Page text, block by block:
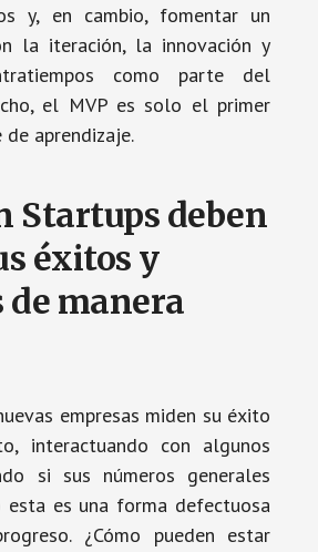
y, en cambio, fomentar un
la iteración, la innovación y
como parte del
el MVP es solo el primer
aprendizaje.
Startups deben
éxitos y
de manera
empresas miden su éxito
interactuando con algunos
si sus números generales
esta es una forma defectuosa
¿Cómo pueden estar